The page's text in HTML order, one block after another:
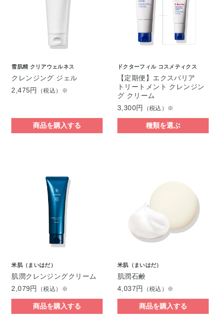
雪肌精 クリアウェルネス
クレンジング ジェル
2,475円
（税込）※
商品を購入する
ドクターフィル コスメティクス
【定期便】エクスバリア
トリートメント クレンジン
グ クリーム
3,300円
（税込）※
種類を選ぶ
米肌（まいはだ）
肌潤クレンジングクリーム
2,079円
（税込）※
商品を購入する
米肌（まいはだ）
肌潤石鹸
4,037円
（税込）※
商品を購入する